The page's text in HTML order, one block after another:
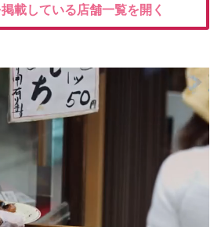
載している店舗一覧を開く